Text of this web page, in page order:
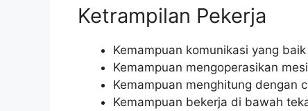
Ketrampilan Pekerja
Kemampuan komunikasi yang baik
Kemampuan mengoperasikan
Kemampuan menghitung dengan
Kemampuan bekerja di bawah